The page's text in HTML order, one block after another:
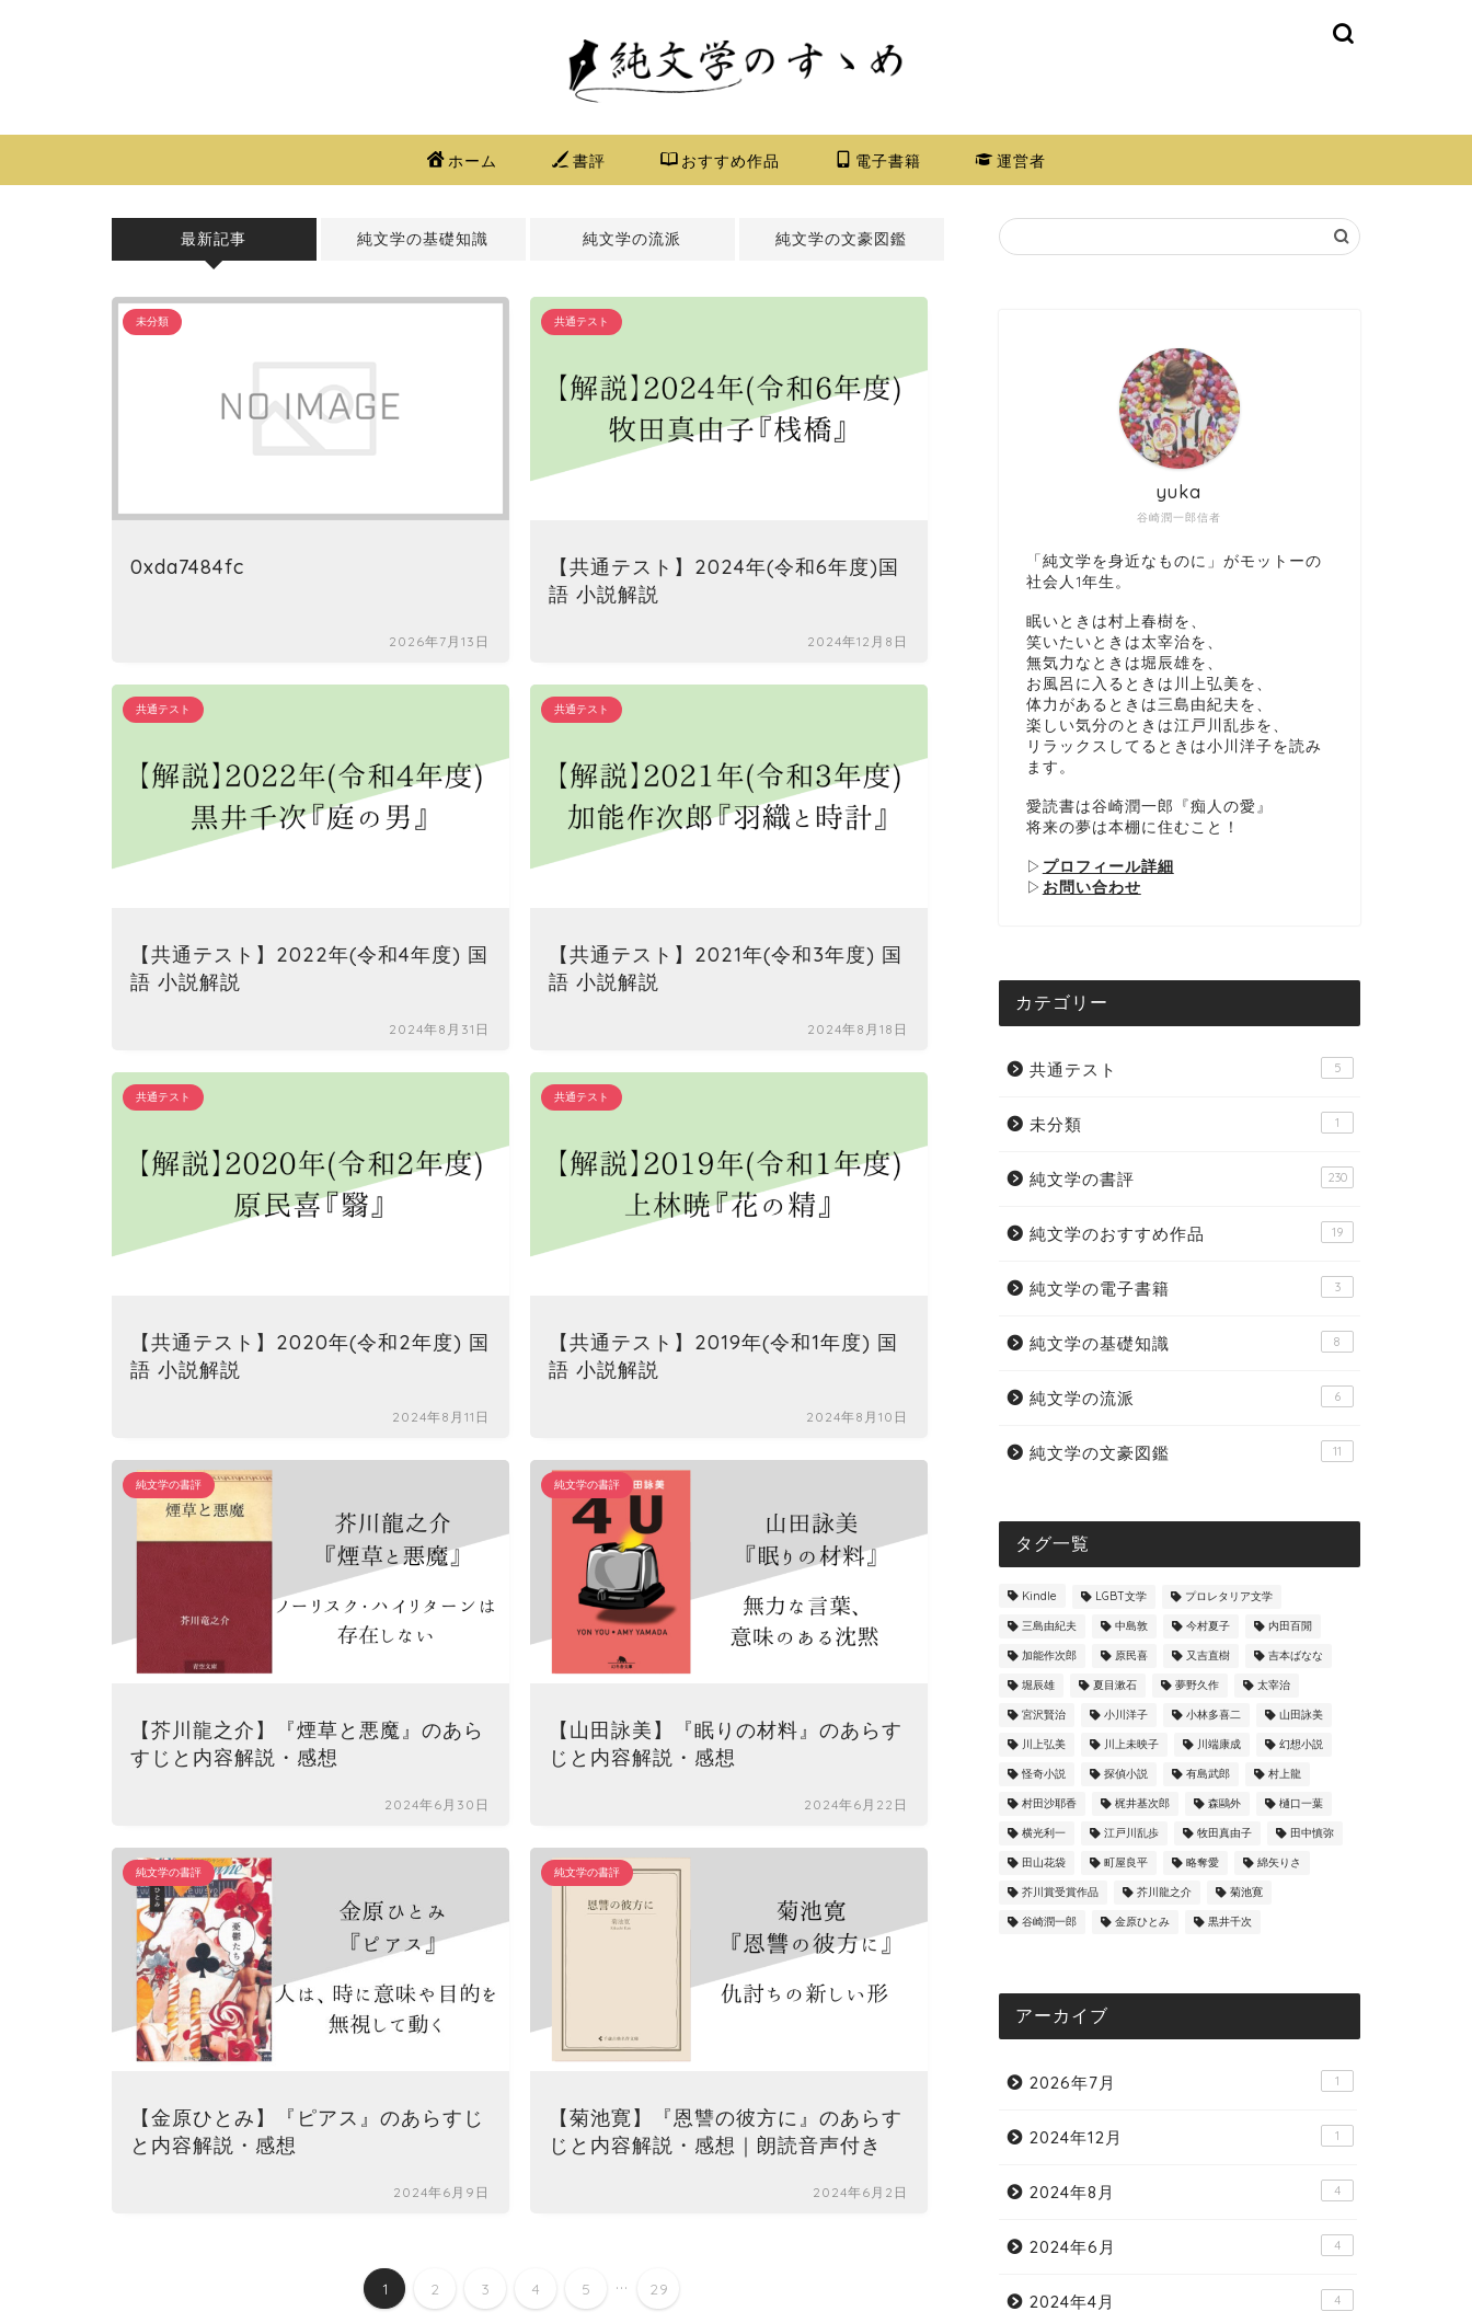
ホーム 書評 おすすめ作品 電子書籍 運営者
最新記事 純文学の基礎知識 純文学の流派 純文学の文豪図鑑
未分類
0xda7484fc
2026年7月13日
共通テスト
【共通テスト】2024年(令和6年度)国
語 小説解説
2024年12月8日
共通テスト
【共通テスト】2022年(令和4年度) 国
語 小説解説
2024年8月31日
共通テスト
【共通テスト】2021年(令和3年度) 国
語 小説解説
2024年8月18日
共通テスト
【共通テスト】2020年(令和2年度) 国
語 小説解説
2024年8月11日
共通テスト
【共通テスト】2019年(令和1年度) 国
語 小説解説
2024年8月10日
純文学の書評
【芥川龍之介】『煙草と悪魔』のあら
すじと内容解説・感想
2024年6月30日
純文学の書評
【山田詠美】『眠りの材料』のあらす
じと内容解説・感想
2024年6月22日
純文学の書評
【金原ひとみ】『ピアス』のあらすじ
と内容解説・感想
2024年6月9日
純文学の書評
【菊池寛】『恩讐の彼方に』のあらす
じと内容解説・感想｜朗読音声付き
2024年6月2日
1 2 3 4 5 ... 29
賞金300万円も...!? すべての純文学賞
の一覧をわかりやすく解説
純文学の基礎知識
をご紹介
2020年7月13日
倍率1000倍越えの狭き門！比較で見
W受賞はあり？芥川賞と直木賞の4つ
の違い
2019年9月30日
谷崎潤一郎信者
yuka
「純文学を身近なものに」がモットーの
社会人1年生。
眠いときは村上春樹を、
笑いたいときは太宰治を、
無気力なときは堀辰雄を、
お風呂に入るときは川上弘美を、
体力があるときは三島由紀夫を、
楽しい気分のときは江戸川乱歩を、
リラックスしてるときは小川洋子を読み
ます。
愛読書は谷崎潤一郎『痴人の愛』
将来の夢は本棚に住むこと！
▷ プロフィール詳細
▷ お問い合わせ
カテゴリー
共通テスト 5
未分類 1
純文学の書評 230
純文学のおすすめ作品 19
純文学の電子書籍 3
純文学の基礎知識 8
純文学の流派 6
純文学の文豪図鑑 11
タグ一覧
Kindle LGBT文学 プロレタリア文学
三島由紀夫 中島敦 今村夏子 内田百閒
加能作次郎 原民喜 又吉直樹 吉本ばなな
堀辰雄 夏目漱石 夢野久作 太宰治
宮沢賢治 小川洋子 小林多喜二 山田詠美
川上弘美 川上未映子 川端康成 幻想小説
怪奇小説 探偵小説 有島武郎 村上龍
村田沙耶香 梶井基次郎 森鷗外 樋口一葉
横光利一 江戸川乱歩 牧田真由子 田中慎弥
田山花袋 町屋良平 略奪愛 綿矢りさ
芥川賞受賞作品 芥川龍之介 菊池寛
谷崎潤一郎 金原ひとみ 黒井千次
アーカイブ
2026年7月 1
2024年12月 1
2024年8月 4
2024年6月 4
2024年4月 4